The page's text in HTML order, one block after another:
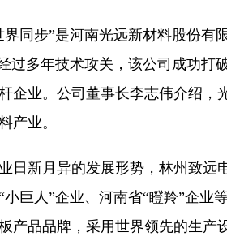
步”是河南光远新材料股份有
过多年技术攻关，该公司成功
企业。公司董事长李志伟介绍
产业。
新月异的发展形势，林州致远电
小巨人”企业、河南省“瞪羚”企
产品品牌，采用世界领先的生产